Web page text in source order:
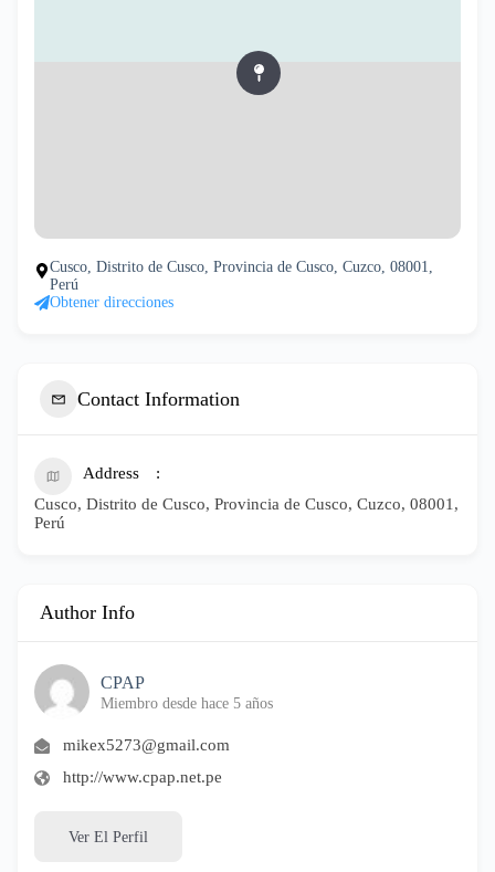
Cusco, Distrito de Cusco, Provincia de Cusco, Cuzco, 08001,
Perú
Obtener direcciones
Contact Information
Address
Cusco, Distrito de Cusco, Provincia de Cusco, Cuzco, 08001,
Perú
Author Info
CPAP
Miembro desde hace 5 años
mikex5273@gmail.com
http://www.cpap.net.pe
Ver El Perfil